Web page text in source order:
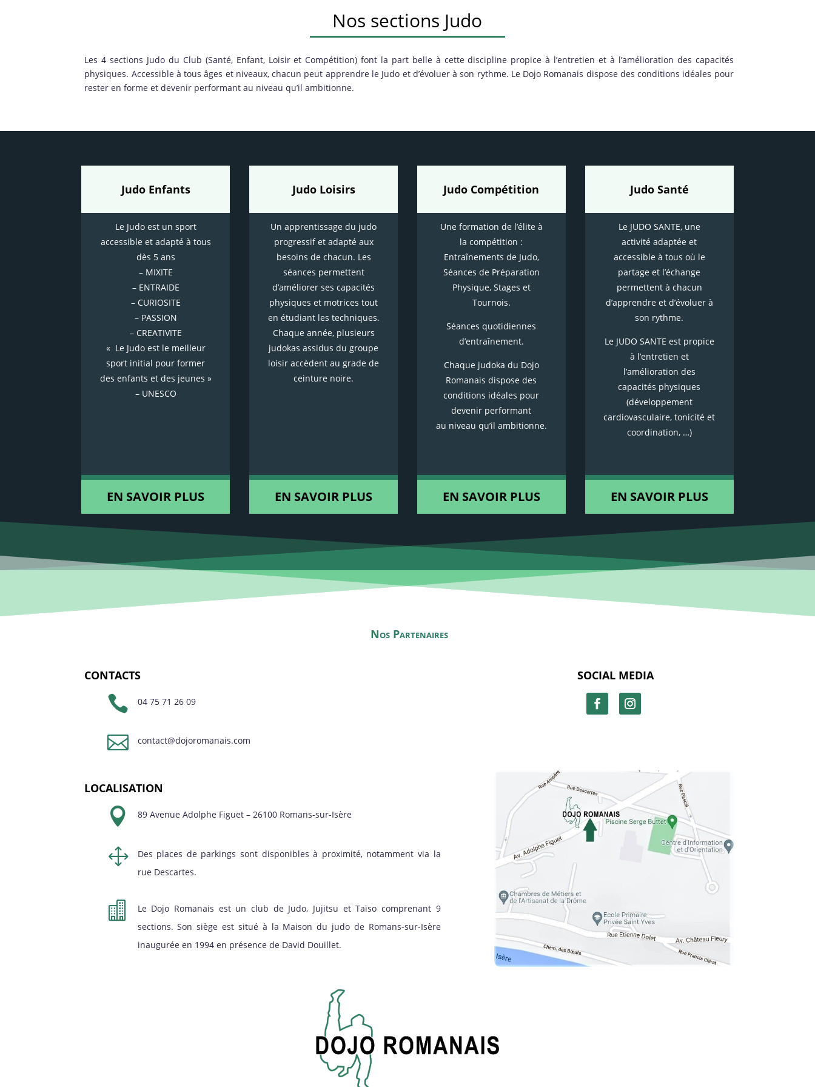
Nos sections Judo
Les 4 sections Judo du Club (Santé, Enfant, Loisir et Compétition) font la part belle à cette discipline propice à l’entretien et à l’amélioration des capacités
physiques. Accessible à tous âges et niveaux, chacun peut apprendre le Judo et d’évoluer à son rythme. Le Dojo Romanais dispose des conditions idéales pour
rester en forme et devenir performant au niveau qu’il ambitionne.
Judo Enfants
Le Judo est un sport
accessible et adapté à tous
dès 5 ans
– MIXITE
– ENTRAIDE
– CURIOSITE
– PASSION
– CREATIVITE
« Le Judo est le meilleur
sport initial pour former
des enfants et des jeunes »
– UNESCO
EN SAVOIR PLUS
Judo Loisirs
Un apprentissage du judo
progressif et adapté aux
besoins de chacun. Les
séances permettent
d’améliorer ses capacités
physiques et motrices tout
en étudiant les techniques.
Chaque année, plusieurs
judokas assidus du groupe
loisir accèdent au grade de
ceinture noire.
EN SAVOIR PLUS
Judo Compétition
Une formation de l’élite à
la compétition :
Entraînements de Judo,
Séances de Préparation
Physique, Stages et
Tournois.
Séances quotidiennes
d’entraînement.
Chaque judoka du Dojo
Romanais dispose des
conditions idéales pour
devenir performant
au niveau qu’il ambitionne.
EN SAVOIR PLUS
Judo Santé
Le JUDO SANTE, une
activité adaptée et
accessible à tous où le
partage et l’échange
permettent à chacun
d’apprendre et d’évoluer à
son rythme.
Le JUDO SANTE est propice
à l’entretien et
l’amélioration des
capacités physiques
(développement
cardiovasculaire, tonicité et
coordination, …)
EN SAVOIR PLUS
Nos Partenaires
CONTACTS
 04 75 71 26 09
 contact@dojoromanais.com
SOCIAL MEDIA
LOCALISATION
 89 Avenue Adolphe Figuet – 26100 Romans-sur-Isère
1
Des places de parkings sont disponibles à proximité, notamment via la
rue Descartes.

Le Dojo Romanais est un club de Judo, Jujitsu et Taïso comprenant 9
sections. Son siège est situé à la Maison du judo de Romans-sur-Isère
inaugurée en 1994 en présence de David Douillet.